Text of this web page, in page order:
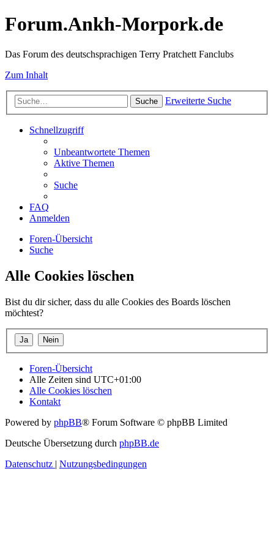
Forum.Ankh-Morpork.de
Das Forum des deutschsprachigen Terry Pratchett Fanclubs
Zum Inhalt
Suche Erweiterte Suche
Schnellzugriff
Unbeantwortete Themen
Aktive Themen
Suche
FAQ
Anmelden
Foren-Übersicht
Suche
Alle Cookies löschen
Bist du dir sicher, dass du alle Cookies des Boards löschen
möchtest?
Foren-Übersicht
Alle Zeiten sind UTC+01:00
Alle Cookies löschen
Kontakt
Powered by phpBB® Forum Software © phpBB Limited
Deutsche Übersetzung durch phpBB.de
Datenschutz | Nutzungsbedingungen